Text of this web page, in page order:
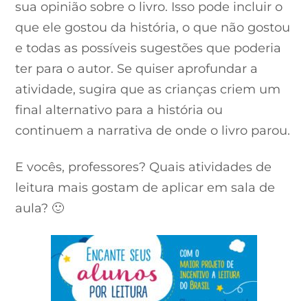
sua opinião sobre o livro. Isso pode incluir o
que ele gostou da história, o que não gostou
e todas as possíveis sugestões que poderia
ter para o autor. Se quiser aprofundar a
atividade, sugira que as crianças criem um
final alternativo para a história ou
continuem a narrativa de onde o livro parou.
E vocês, professores? Quais atividades de
leitura mais gostam de aplicar em sala de
aula? 🙂